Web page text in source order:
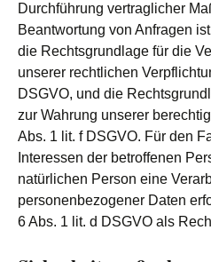
Durchführung vertraglicher
Beantwortung von Anfragen
die Rechtsgrundlage für die
unserer rechtlichen
DSGVO, und die
zur Wahrung unserer
Abs. 1 lit. f DSGVO. Für den
Interessen der betroffenen
natürlichen Person eine
personenbezogener Daten
6 Abs. 1 lit. d DSGVO als